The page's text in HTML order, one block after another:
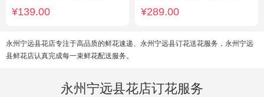
¥139.00 ¥289.00
永州宁远县花店专注于高品质的鲜花速递、永州宁远县订花送花服务，永州宁远
县鲜花店认真完成每一束鲜花配送服务。
永州宁远县花店订花服务